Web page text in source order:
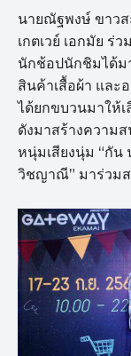
นายณัฐพงษ์ ขาวส
เกตเวย์ เอกมัย ร่
นักช้อปนักชิมได้ม
สินค้าเสื้อผ้า และ
ได้ยกขบวนมาให้
ดังมาสร้างความ
หนุ่มเสียงนุ่ม “กัน
วิชญาณี” มาร่วม